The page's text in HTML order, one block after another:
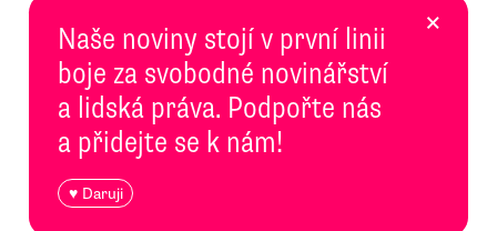
Naše noviny stojí v první linii
boje za svobodné novinářství
a lidská práva. Podpořte nás
a přidejte se k nám!
♥ Daruji
×